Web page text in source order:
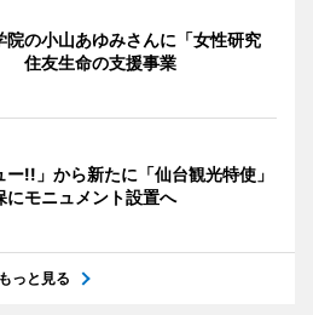
院の小山あゆみさんに「女性研究
住友生命の支援事業
ー!!」から新たに「仙台観光特使」
モニュメント設置へ
もっと見る